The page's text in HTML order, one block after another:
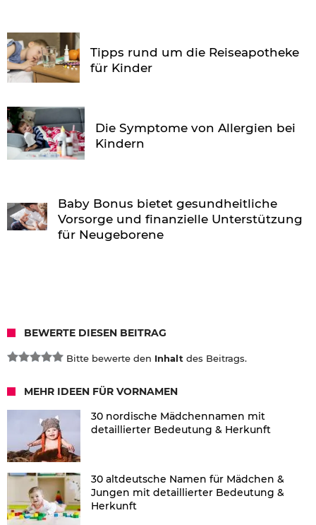
Tipps rund um die Reiseapotheke
für Kinder
Die Symptome von Allergien bei
Kindern
Baby Bonus bietet gesundheitliche
Vorsorge und finanzielle Unterstützung
für Neugeborene
BEWERTE DIESEN BEITRAG
Bitte bewerte den Inhalt des Beitrags.
MEHR IDEEN FÜR VORNAMEN
30 nordische Mädchennamen mit
detaillierter Bedeutung & Herkunft
30 altdeutsche Namen für Mädchen &
Jungen mit detaillierter Bedeutung &
Herkunft